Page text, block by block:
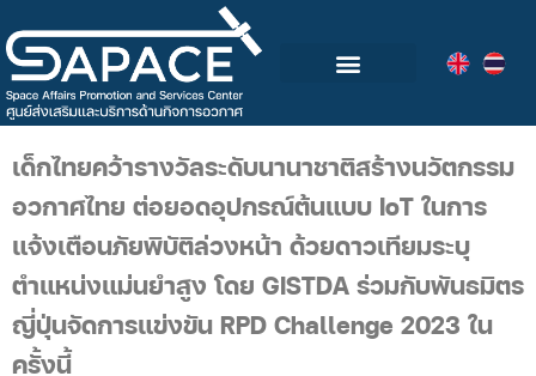
เด็กไทยคว้ารางวัลระดับนานาชาติสร้างนวัตกรรม
อวกาศไทย ต่อยอดอุปกรณ์ต้นแบบ IoT ในการ
แจ้งเตือนภัยพิบัติล่วงหน้า ด้วยดาวเทียมระบุ
ตำแหน่งแม่นยำสูง โดย GISTDA ร่วมกับพันธมิตร
ญี่ปุ่นจัดการแข่งขัน RPD Challenge 2023 ใน
ครั้งนี้